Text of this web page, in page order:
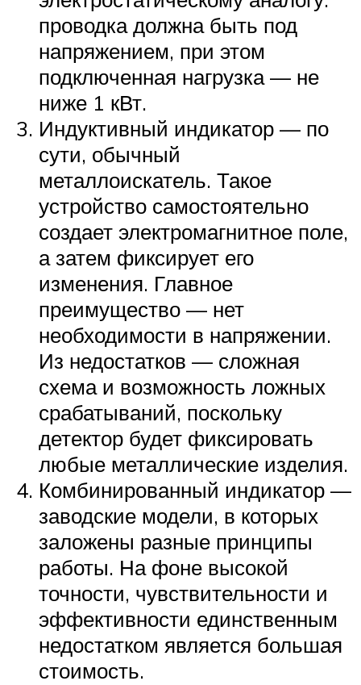
проводка должна быть под
напряжением, при этом
подключенная нагрузка — не
ниже 1 кВт.
Индуктивный индикатор — по
сути, обычный
металлоискатель. Такое
устройство самостоятельно
создает электромагнитное поле,
а затем фиксирует его
изменения. Главное
преимущество — нет
необходимости в напряжении.
Из недостатков — сложная
схема и возможность ложных
срабатываний, поскольку
детектор будет фиксировать
любые металлические изделия.
Комбинированный индикатор —
заводские модели, в которых
заложены разные принципы
работы. На фоне высокой
точности, чувствительности и
эффективности единственным
недостатком является большая
стоимость.